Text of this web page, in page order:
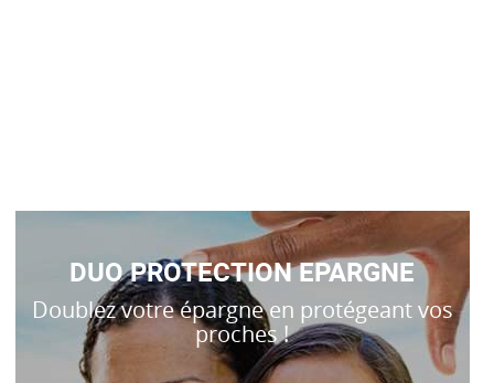
DUO PROTECTION EPARGNE
Doublez votre épargne en protégeant vos
proches !